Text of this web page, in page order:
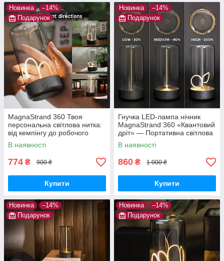
Новинка
–14%
Подарунок
MagnaStrand 360 Твоя
персональна світлова нитка:
від кемпінгу до робочого
столу
В наявності
774 ₴ 900 ₴
Купити
Новинка
–14%
Подарунок
Гнучка LED-лампа нічник
MagnaStrand 360 «Квантовий
дріт» — Портативна світлова
нитка Lumia Flex з магнітом
(Тепле світло)
В наявності
860 ₴ 1 000 ₴
Купити
Новинка
–14%
Подарунок
Новинка
–14%
Подарунок